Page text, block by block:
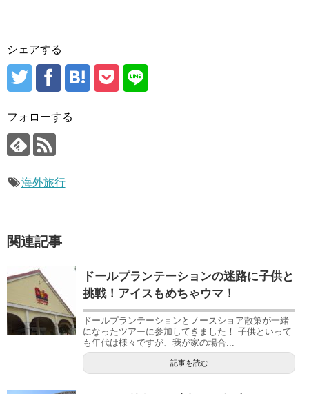
シェアする
フォローする
海外旅行
関連記事
ドールプランテーションの迷路に子供と
挑戦！アイスもめちゃウマ！
ドールプランテーションとノースショア散策が一緒
になったツアーに参加してきました！ 子供といって
も年代は様々ですが、我が家の場合...
記事を読む